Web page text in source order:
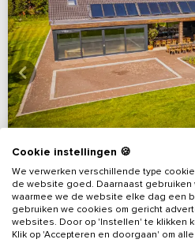
Virtuele rondleiding
Cookie instellingen 🍪
We verwerken verschillende type
de website goed. Daarnaast gebruiken
waarmee we de website elke dag een
gebruiken we cookies om gericht
websites. Door op 'Instellen' te klikken
Klik op 'Accepteren en doorgaan' om